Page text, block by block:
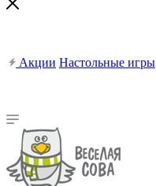
Акции Настольные игры